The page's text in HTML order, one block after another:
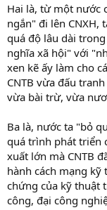
Hai là, từ một nước
ngắn" đi lên CNXH,
quá độ lâu dài
nghĩa xã hội" với
xen kẽ ấy làm cho
CNTB vừa đấu
vừa bài trừ, vừa
Ba là, nước ta "bỏ
quá trình phát triển
xuất lớn mà CNTB
hành cách mạng
chứng của kỹ thuật
công, đại công